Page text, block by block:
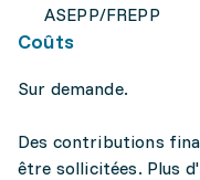
ASEPP/FREPP
Coûts
Sur demande.
Des contributions
être sollicitées. Plus